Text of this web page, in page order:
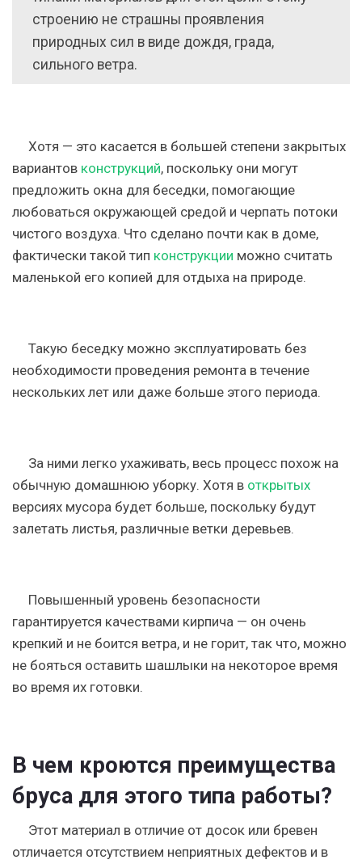
строению не страшны проявления
природных сил в виде дождя, града,
сильного ветра.
Хотя — это касается в большей степени закрытых
вариантов конструкций, поскольку они могут
предложить окна для беседки, помогающие
любоваться окружающей средой и черпать потоки
чистого воздуха. Что сделано почти как в доме,
фактически такой тип конструкции можно считать
маленькой его копией для отдыха на природе.
Такую беседку можно эксплуатировать без
необходимости проведения ремонта в течение
нескольких лет или даже больше этого периода.
За ними легко ухаживать, весь процесс похож на
обычную домашнюю уборку. Хотя в открытых
версиях мусора будет больше, поскольку будут
залетать листья, различные ветки деревьев.
Повышенный уровень безопасности
гарантируется качествами кирпича — он очень
крепкий и не боится ветра, и не горит, так что, можно
не бояться оставить шашлыки на некоторое время
во время их готовки.
В чем кроются преимущества
бруса для этого типа работы?
Этот материал в отличие от досок или бревен
отличается отсутствием неприятных дефектов и в